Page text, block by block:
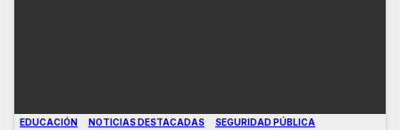
EDUCACIÓN NOTICIAS DESTACADAS SEGURIDAD PÚBLICA